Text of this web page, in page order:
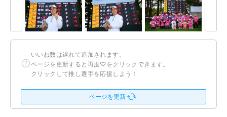
いいね数は遅れて追加されます。
ページを更新すると再度♡をクリックできます。
クリックして推し選手を応援しよう！
ページを更新